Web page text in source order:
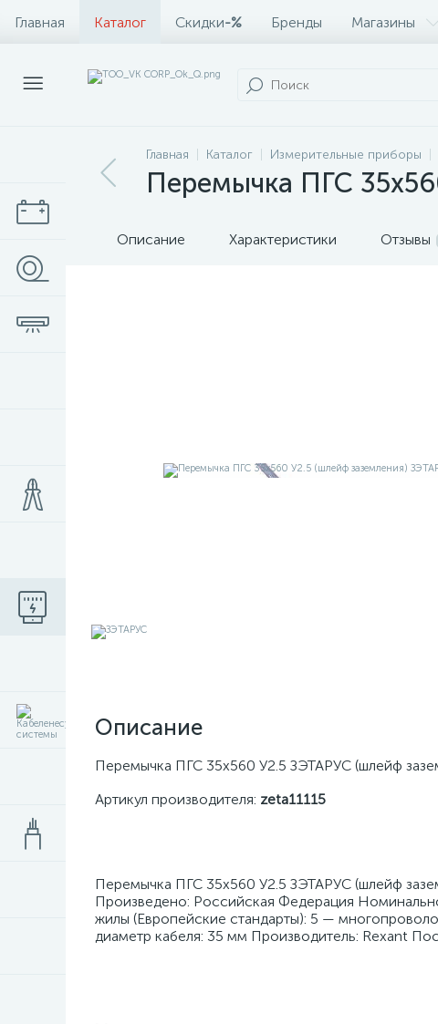
Главная Каталог Скидки-% Бренды Магазины
Главная Каталог Измерительные приборы
Перемычка ПГС
Описание Характеристики Отзывы
Описание
Перемычка ПГС 35х560 У2.5 ЗЭТАРУС (шлейф
Артикул производителя: zeta11115
Перемычка ПГС 35х560 У2.5 ЗЭТАРУС (шлейф
Произведено: Российская Федерация
жилы (Европейские стандарты): 5 —
диаметр кабеля: 35 мм Производитель: Rexant